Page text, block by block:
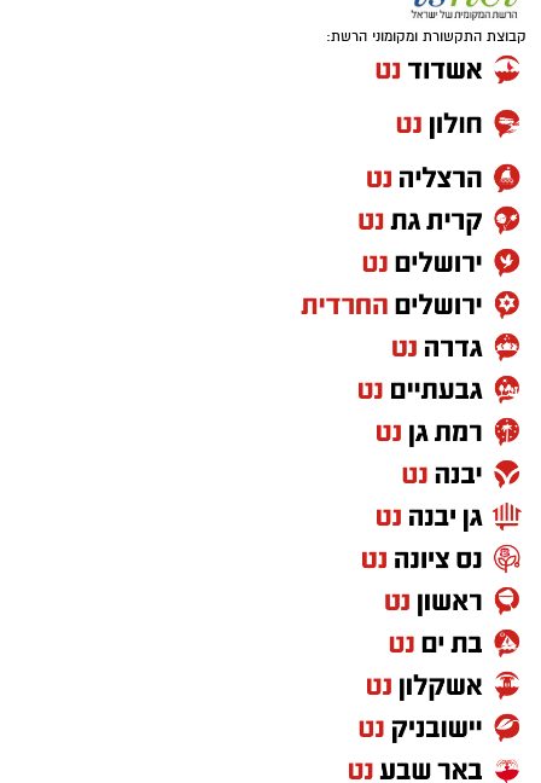
ממערכת הבחירות ועד יוקר המחיה, מהסטיקרים
על המכוניות ועד החלום לברוח ללונדון – הרבה
לפני הרשתות החברתיות, הזמרים כבר ידעו
להגיד את מה שהציבור חושב.
"איזו מדינה" – אלי לוזון שיר המחאה המזרחי
הראשון
אם היה שיר שהיה יכול להתנגן ברקע כמעט בכל
מערכת בחירות בישראל, "איזו מדינה" כנראה היה
מועמד רציני. אלי לוזון שר על המציאות היומיומית,
על הקשיים ועל התחושה שמשהו כאן פשוט לא
מסתדר. עברו שנים, התחלפו ממשלות, אבל
קבוצת התקשורת ומקומוני הרשת: